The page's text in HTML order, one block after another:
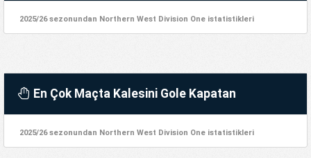
2025/26 sezonundan Northern West Division One istatistikleri
En Çok Maçta Kalesini Gole Kapatan
2025/26 sezonundan Northern West Division One istatistikleri